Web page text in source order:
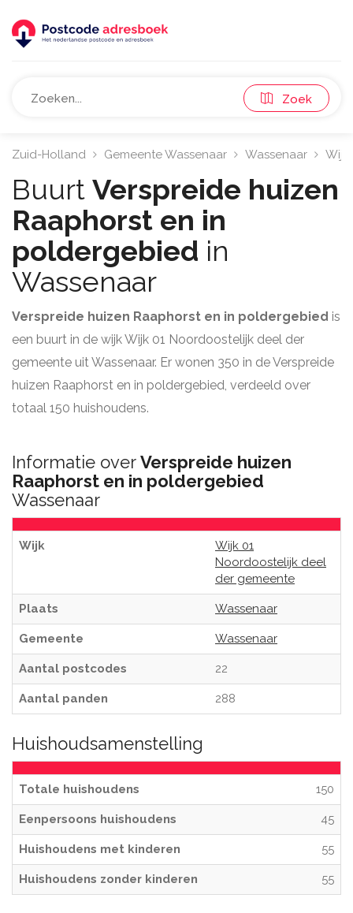
Zoek
Zuid-Holland Gemeente Wassenaar Wassenaar Wijk
Buurt Verspreide huizen
Raaphorst en in
poldergebied in
Wassenaar
Verspreide huizen Raaphorst en in poldergebied is
een buurt in de wijk Wijk 01 Noordoostelijk deel der
gemeente uit Wassenaar. Er wonen 350 in de Verspreide
huizen Raaphorst en in poldergebied, verdeeld over
totaal 150 huishoudens.
Informatie overVerspreide huizen
Raaphorst en in poldergebied
Wassenaar
Wijk
Wijk 01
Noordoostelijk deel
der gemeente
Plaats Wassenaar
Gemeente Wassenaar
Aantal postcodes 22
Aantal panden 288
Huishoudsamenstelling
Totale huishoudens 150
Eenpersoons huishoudens 45
Huishoudens met kinderen 55
Huishoudens zonder kinderen 55